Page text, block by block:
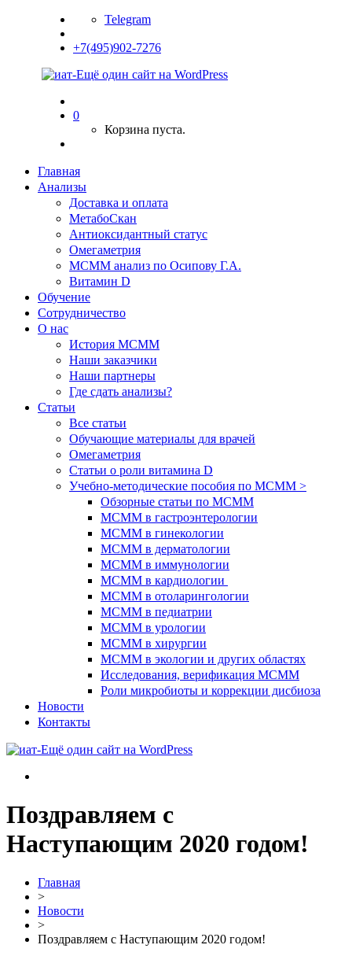
Telegram
+7(495)902-7276
0
Корзина пуста.
Главная
Анализы
Доставка и оплата
МетабоСкан
Антиоксидантный статус
Омегаметрия
МСММ анализ по Осипову Г.А.
Витамин D
Обучение
Сотрудничество
О нас
История МСММ
Наши заказчики
Наши партнеры
Где сдать анализы?
Статьи
Все статьи
Обучающие материалы для врачей
Омегаметрия
Статьи о роли витамина D
Учебно-методические пособия по МСММ >
Обзорные статьи по МСММ
МСММ в гастроэнтерологии
МСММ в гинекологии
МСММ в дерматологии
МСММ в иммунологии
МСММ в кардиологии
МСММ в отоларингологии
МСММ в педиатрии
МСММ в урологии
МСММ в хирургии
МСММ в экологии и других областях
Исследования, верификация МСММ
Роли микробиоты и коррекции дисбиоза
Новости
Контакты
Поздравляем с
Наступающим 2020 годом!
Главная
>
Новости
>
Поздравляем с Наступающим 2020 годом!